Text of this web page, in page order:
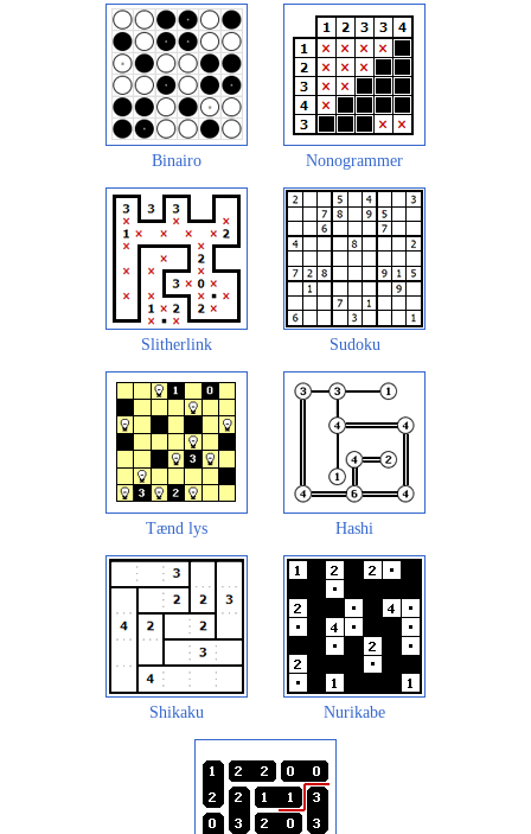
Binairo Nonogrammer
Slitherlink Sudoku
Tænd lys Hashi
Shikaku Nurikabe